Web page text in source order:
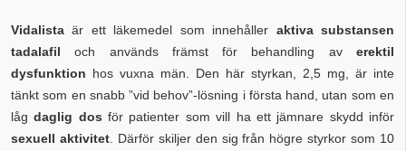
Vidalista är ett läkemedel som innehåller aktiva substansen
tadalafil och används främst för behandling av erektil
dysfunktion hos vuxna män. Den här styrkan, 2,5 mg, är inte
tänkt som en snabb ”vid behov”-lösning i första hand, utan som en
lågdaglig dos för patienter som vill ha ett jämnare skydd inför
sexuell aktivitet. Därför skiljer den sig från högre styrkor som 10